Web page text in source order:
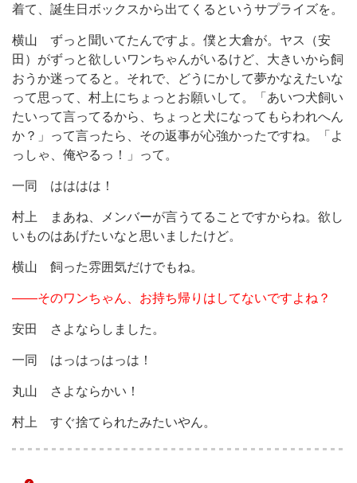
着て、誕生日ボックスから出てくるというサプライズを。
横山 ずっと聞いてたんですよ。僕と大倉が。ヤス（安
田）がずっと欲しいワンちゃんがいるけど、大きいから飼
おうか迷ってると。それで、どうにかして夢かなえたいな
って思って、村上にちょっとお願いして。「あいつ犬飼い
たいって言ってるから、ちょっと犬になってもらわれへん
か？」って言ったら、その返事が心強かったですね。「よ
っしゃ、俺やるっ！」って。
一同 はははは！
村上 まあね、メンバーが言うてることですからね。欲し
いものはあげたいなと思いましたけど。
横山 飼った雰囲気だけでもね。
――そのワンちゃん、お持ち帰りはしてないですよね？
安田 さよならしました。
一同 はっはっはっは！
丸山 さよならかい！
村上 すぐ捨てられたみたいやん。